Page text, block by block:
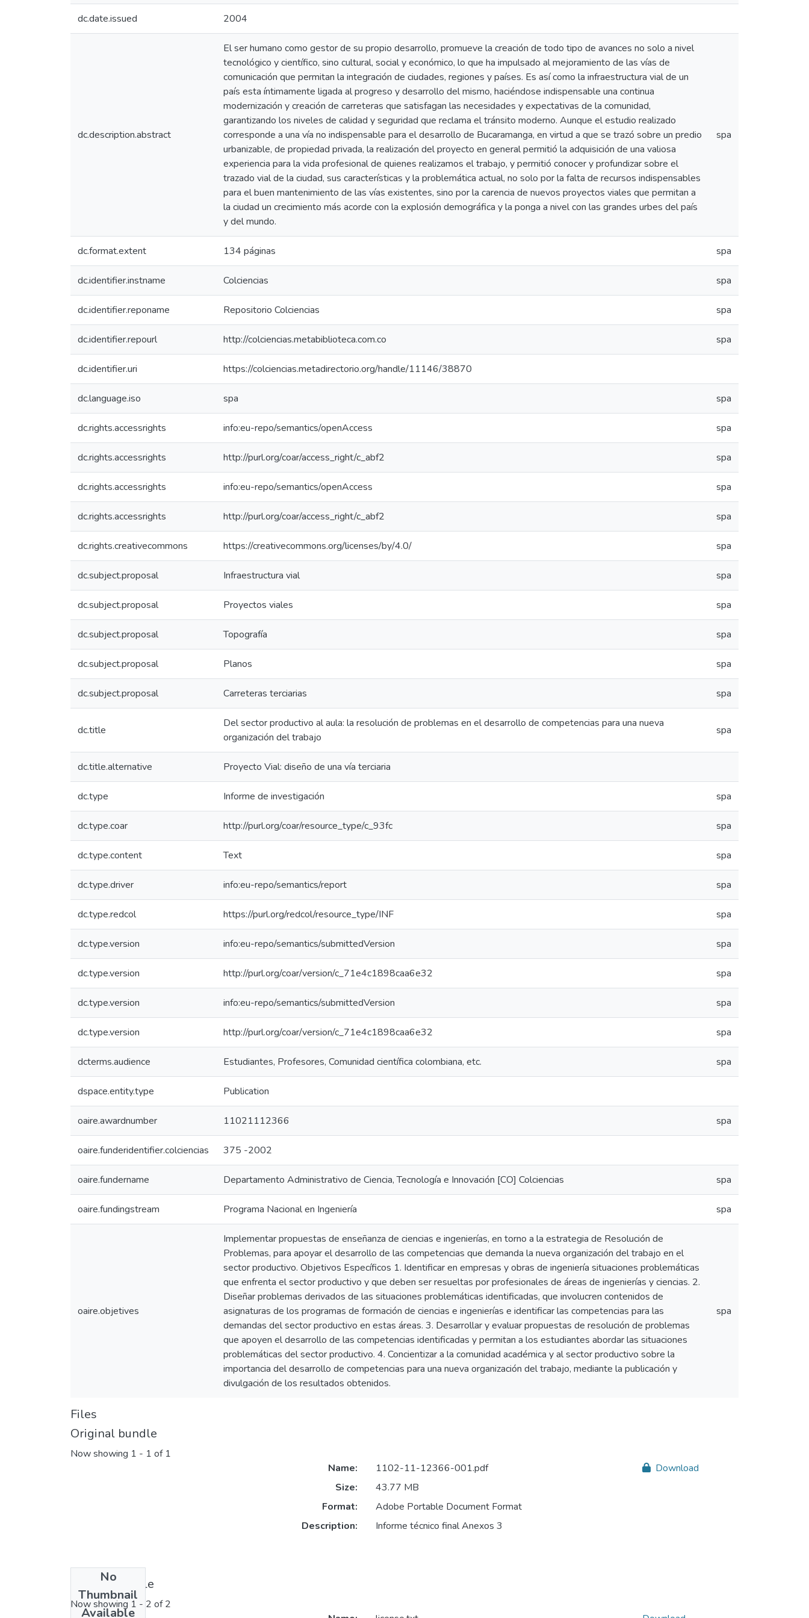
dc.date.issued 2004
dc.description.abstract
El ser humano como gestor de su propio desarrollo, promueve la creación de todo tipo de avances no solo a nivel
tecnológico y científico, sino cultural, social y económico, lo que ha impulsado al mejoramiento de las vías de
comunicación que permitan la integración de ciudades, regiones y países. Es así como la infraestructura vial de un
país esta íntimamente ligada al progreso y desarrollo del mismo, haciéndose indispensable una continua
modernización y creación de carreteras que satisfagan las necesidades y expectativas de la comunidad,
garantizando los niveles de calidad y seguridad que reclama el tránsito moderno. Aunque el estudio realizado
corresponde a una vía no indispensable para el desarrollo de Bucaramanga, en virtud a que se trazó sobre un predio
urbanizable, de propiedad privada, la realización del proyecto en general permitió la adquisición de una valiosa
experiencia para la vida profesional de quienes realizamos el trabajo, y permitió conocer y profundizar sobre el
trazado vial de la ciudad, sus características y la problemática actual, no solo por la falta de recursos indispensables
para el buen mantenimiento de las vías existentes, sino por la carencia de nuevos proyectos viales que permitan a
la ciudad un crecimiento más acorde con la explosión demográfica y la ponga a nivel con las grandes urbes del país
y del mundo.
spa
dc.format.extent 134 páginas spa
dc.identifier.instname Colciencias spa
dc.identifier.reponame Repositorio Colciencias spa
dc.identifier.repourl http://colciencias.metabiblioteca.com.co spa
dc.identifier.uri https://colciencias.metadirectorio.org/handle/11146/38870
dc.language.iso spa spa
dc.rights.accessrights info:eu-repo/semantics/openAccess spa
dc.rights.accessrights http://purl.org/coar/access_right/c_abf2 spa
dc.rights.accessrights info:eu-repo/semantics/openAccess spa
dc.rights.accessrights http://purl.org/coar/access_right/c_abf2 spa
dc.rights.creativecommons https://creativecommons.org/licenses/by/4.0/ spa
dc.subject.proposal Infraestructura vial spa
dc.subject.proposal Proyectos viales spa
dc.subject.proposal Topografía spa
dc.subject.proposal Planos spa
dc.subject.proposal Carreteras terciarias spa
dc.title
Del sector productivo al aula: la resolución de problemas en el desarrollo de competencias para una nueva
organización del trabajo
spa
dc.title.alternative Proyecto Vial: diseño de una vía terciaria
dc.type Informe de investigación spa
dc.type.coar http://purl.org/coar/resource_type/c_93fc spa
dc.type.content Text spa
dc.type.driver info:eu-repo/semantics/report spa
dc.type.redcol https://purl.org/redcol/resource_type/INF spa
dc.type.version info:eu-repo/semantics/submittedVersion spa
dc.type.version http://purl.org/coar/version/c_71e4c1898caa6e32 spa
dc.type.version info:eu-repo/semantics/submittedVersion spa
dc.type.version http://purl.org/coar/version/c_71e4c1898caa6e32 spa
dcterms.audience Estudiantes, Profesores, Comunidad científica colombiana, etc. spa
dspace.entity.type Publication
oaire.awardnumber 11021112366 spa
oaire.funderidentifier.colciencias 375 -2002
oaire.fundername Departamento Administrativo de Ciencia, Tecnología e Innovación [CO] Colciencias spa
oaire.fundingstream Programa Nacional en Ingeniería spa
oaire.objetives
Implementar propuestas de enseñanza de ciencias e ingenierías, en torno a la estrategia de Resolución de
Problemas, para apoyar el desarrollo de las competencias que demanda la nueva organización del trabajo en el
sector productivo. Objetivos Específicos 1. Identificar en empresas y obras de ingeniería situaciones problemáticas
que enfrenta el sector productivo y que deben ser resueltas por profesionales de áreas de ingenierías y ciencias. 2.
Diseñar problemas derivados de las situaciones problemáticas identificadas, que involucren contenidos de
asignaturas de los programas de formación de ciencias e ingenierías e identificar las competencias para las
demandas del sector productivo en estas áreas. 3. Desarrollar y evaluar propuestas de resolución de problemas
que apoyen el desarrollo de las competencias identificadas y permitan a los estudiantes abordar las situaciones
problemáticas del sector productivo. 4. Concientizar a la comunidad académica y al sector productivo sobre la
importancia del desarrollo de competencias para una nueva organización del trabajo, mediante la publicación y
divulgación de los resultados obtenidos.
spa
Files
Original bundle
Now showing 1 - 1 of 1
No
Thumbnail
Available
Name:
1102-11-12366-001.pdf
Size:
43.77 MB
Format:
Adobe Portable Document Format
Description:
Informe técnico final Anexos 3
Download
License bundle
Now showing 1 - 2 of 2